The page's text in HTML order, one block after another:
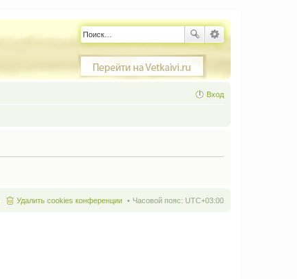
Вход
Часовой пояс: UTC+03:00
Удалить cookies конференции